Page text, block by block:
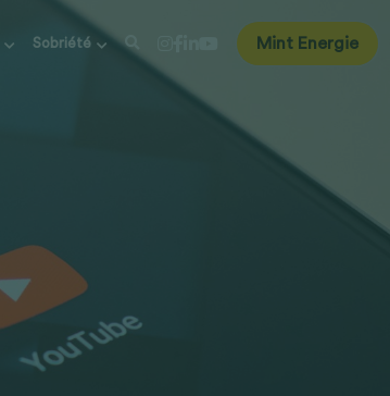
Sobriété Mint Energie